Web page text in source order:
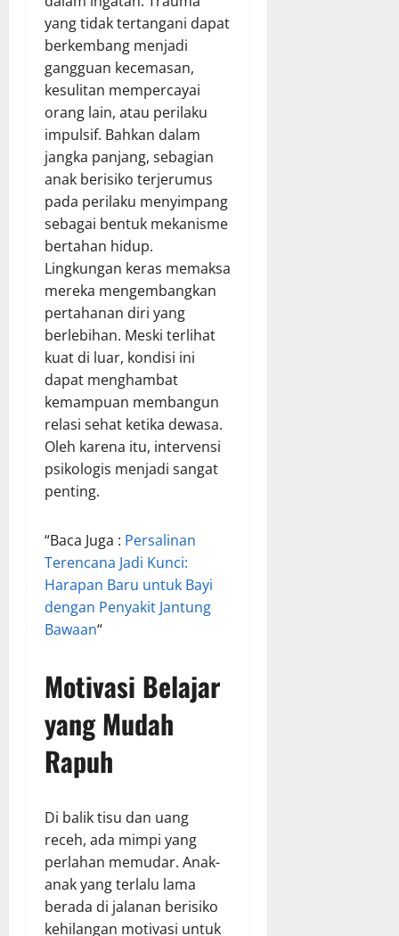
yang tidak tertangani dapat
berkembang menjadi
gangguan kecemasan,
kesulitan mempercayai
orang lain, atau perilaku
impulsif. Bahkan dalam
jangka panjang, sebagian
anak berisiko terjerumus
pada perilaku menyimpang
sebagai bentuk mekanisme
bertahan hidup.
Lingkungan keras memaksa
mereka mengembangkan
pertahanan diri yang
berlebihan. Meski terlihat
kuat di luar, kondisi ini
dapat menghambat
kemampuan membangun
relasi sehat ketika dewasa.
Oleh karena itu, intervensi
psikologis menjadi sangat
penting.
“Baca Juga : Persalinan
Terencana Jadi Kunci:
Harapan Baru untuk Bayi
dengan Penyakit Jantung
Bawaan“
Motivasi Belajar
yang Mudah
Rapuh
Di balik tisu dan uang
receh, ada mimpi yang
perlahan memudar. Anak-
anak yang terlalu lama
berada di jalanan berisiko
kehilangan motivasi untuk